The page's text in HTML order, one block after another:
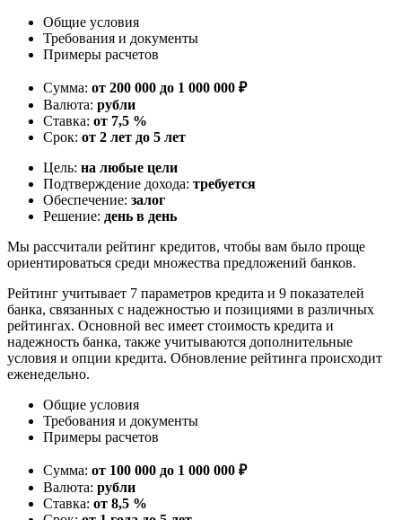
Общие условия
Требования и документы
Примеры расчетов
Сумма: от 200 000 до 1 000 000 ₽
Валюта: рубли
Ставка: от 7,5 %
Срок: от 2 лет до 5 лет
Цель: на любые цели
Подтверждение дохода: требуется
Обеспечение: залог
Решение: день в день
Мы рассчитали рейтинг кредитов, чтобы вам было проще
ориентироваться среди множества предложений банков.
Рейтинг учитывает 7 параметров кредита и 9 показателей
банка, связанных с надежностью и позициями в различных
рейтингах. Основной вес имеет стоимость кредита и
надежность банка, также учитываются дополнительные
условия и опции кредита. Обновление рейтинга происходит
еженедельно.
Общие условия
Требования и документы
Примеры расчетов
Сумма: от 100 000 до 1 000 000 ₽
Валюта: рубли
Ставка: от 8,5 %